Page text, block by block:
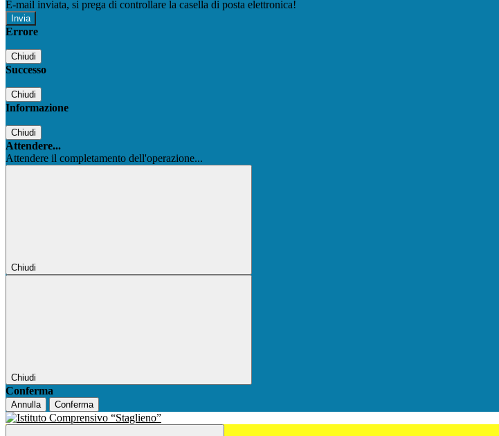
E-mail inviata, si prega di controllare la casella di posta elettronica!
Errore
Chiudi
Successo
Chiudi
Informazione
Chiudi
Attendere...
Attendere il completamento dell'operazione...
Chiudi
Chiudi
Conferma
Annulla Conferma